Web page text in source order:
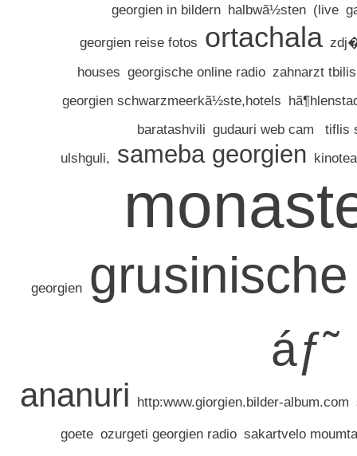
georgien in bildern halbwã½sten (live
georgien reise fotos ortachala
houses georgische online radio zahnarzt
georgien schwarzmeerkã½ste,hotels
baratashvili gudauri web cam
tiflis
ulshguli, sameba georgien
georgien grusinische
áƒ˜
ananuri http:www.giorgien.bilder-album.com
goete ozurgeti georgien radio sakartvelo